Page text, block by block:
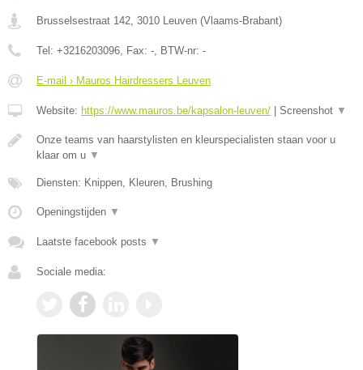
Brusselsestraat 142 3010 Leuven (Vlaams-Brabant)
Tel: +3216203096 , Fax: - , BTW-nr: -
E-mail › Mauros Hairdressers Leuven
Website: https://www.mauros.be/kapsalon-leuven/ | Screenshot ▼
Onze teams van haarstylisten en kleurspecialisten staan voor u
klaar om u ▼
Diensten: Knippen, Kleuren, Brushing
Openingstijden ▼
Laatste facebook posts ▼
Sociale media: